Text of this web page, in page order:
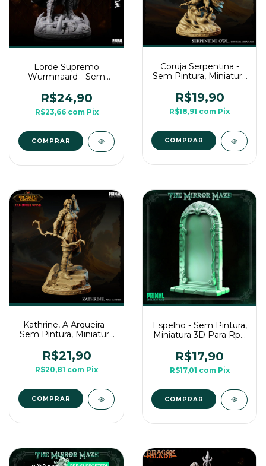
Lorde Supremo
Wurmnaard - Sem
Média Para Rpg de
Mesa
R$24,90
R$23,66 com Pix
COMPRAR
Coruja Serpentina -
Sem Pintura, Miniatura
Mesa
R$19,90
R$18,91 com Pix
COMPRAR
Kathrine, A Arqueira -
Sem Pintura, Miniatura
Mesa
R$21,90
R$20,81 com Pix
COMPRAR
Espelho - Sem Pintura,
Miniatura 3D Para Rpg
R$17,90
R$17,01 com Pix